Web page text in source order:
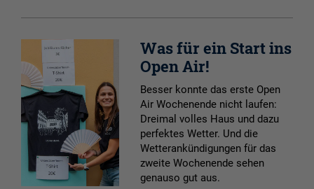
Was für ein Start ins
Open Air!
Besser konnte das erste Open
Air Wochenende nicht laufen:
Dreimal volles Haus und dazu
perfektes Wetter. Und die
Wetterankündigungen für das
zweite Wochenende sehen
genauso gut aus.